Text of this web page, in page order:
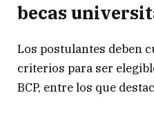
becas
Los postulantes deben
criterios para ser
BCP, entre los que